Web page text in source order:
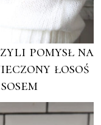
pomysł na
łosoś